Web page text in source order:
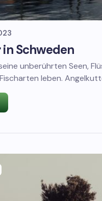
Schweden
unberührten Seen,
leben.